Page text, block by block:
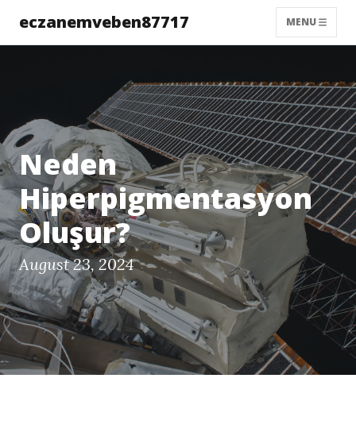
eczanemveben87717 MENU
Neden
Hiperpigmentasyon
Oluşur?
August 23, 2024